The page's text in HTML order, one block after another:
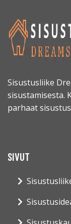
Sisustusliike
sisustamisesta.
parhaat
SIVUT